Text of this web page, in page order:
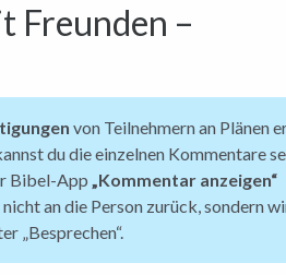
Freunden –
von Teilnehmern an Plänen
du die einzelnen Kommentare
Bibel-App „Kommentar anzeigen“
an die Person zurück, sondern
„Besprechen“.